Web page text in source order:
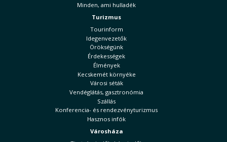
Minden, ami hulladék
Turizmus
Tourinform
Idegenvezetők
Örökségünk
Érdekességek
Élmények
Kecskemét környéke
Városi séták
Vendéglátás, gasztronómia
Szállás
Konferencia- és rendezvényturizmus
Hasznos infók
Városháza